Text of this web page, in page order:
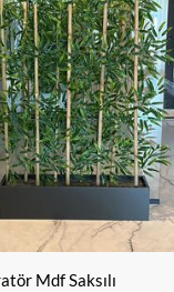
Mdf Saksılı